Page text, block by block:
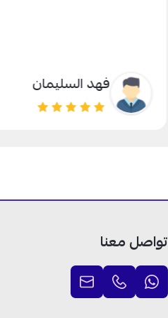
فهد السليمان
تواصل معنا